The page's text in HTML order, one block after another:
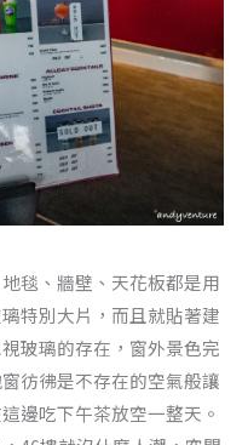
毯、牆壁、天花板都是用
特別大片，而且就貼著建
玻璃的存在，窗外景色完
彷彿是不存在的空氣般讓
邊吃下午茶放空一整天。